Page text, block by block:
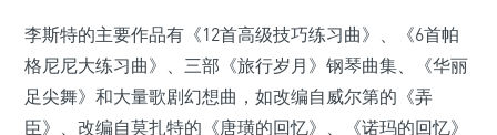
李斯特的主要作品有《12首高级技巧练习曲》、《6首帕
格尼尼大练习曲》、三部《旅行岁月》钢琴曲集、《华丽
足尖舞》和大量歌剧幻想曲，如改编自威尔第的《弄
臣》、改编自莫扎特的《唐璜的回忆》、《诺玛的回忆》